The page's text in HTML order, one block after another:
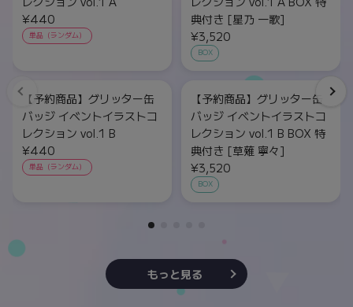
¥440
単品（ランダム）
典付き [星乃 一歌]
¥3,520
BOX
【予約商品】グリッター缶
バッジ イベントイラストコ
レクション vol.1 B
¥440
単品（ランダム）
【予約商品】グリッター缶
バッジ イベントイラストコ
レクション vol.1 B BOX 特
典付き [草薙 寧々]
¥3,520
BOX
もっと見る